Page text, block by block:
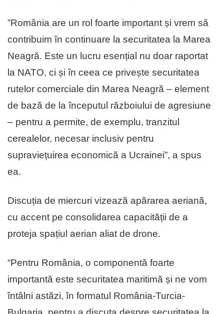
”România are un rol foarte important și vrem să
contribuim în continuare la securitatea la Marea
Neagră. Este un lucru esențial nu doar raportat
la NATO, ci și în ceea ce privește securitatea
rutelor comerciale din Marea Neagră – element
de bază de la începutul războiului de agresiune
– pentru a permite, de exemplu, tranzitul
cerealelor, necesar inclusiv pentru
supraviețuirea economică a Ucrainei”, a spus
ea.
Discuția de miercuri vizează apărarea aeriană,
cu accent pe consolidarea capacității de a
proteja spațiul aerian aliat de drone.
“Pentru România, o componentă foarte
importantă este securitatea maritimă și ne vom
întâlni astăzi, în formatul România-Turcia-